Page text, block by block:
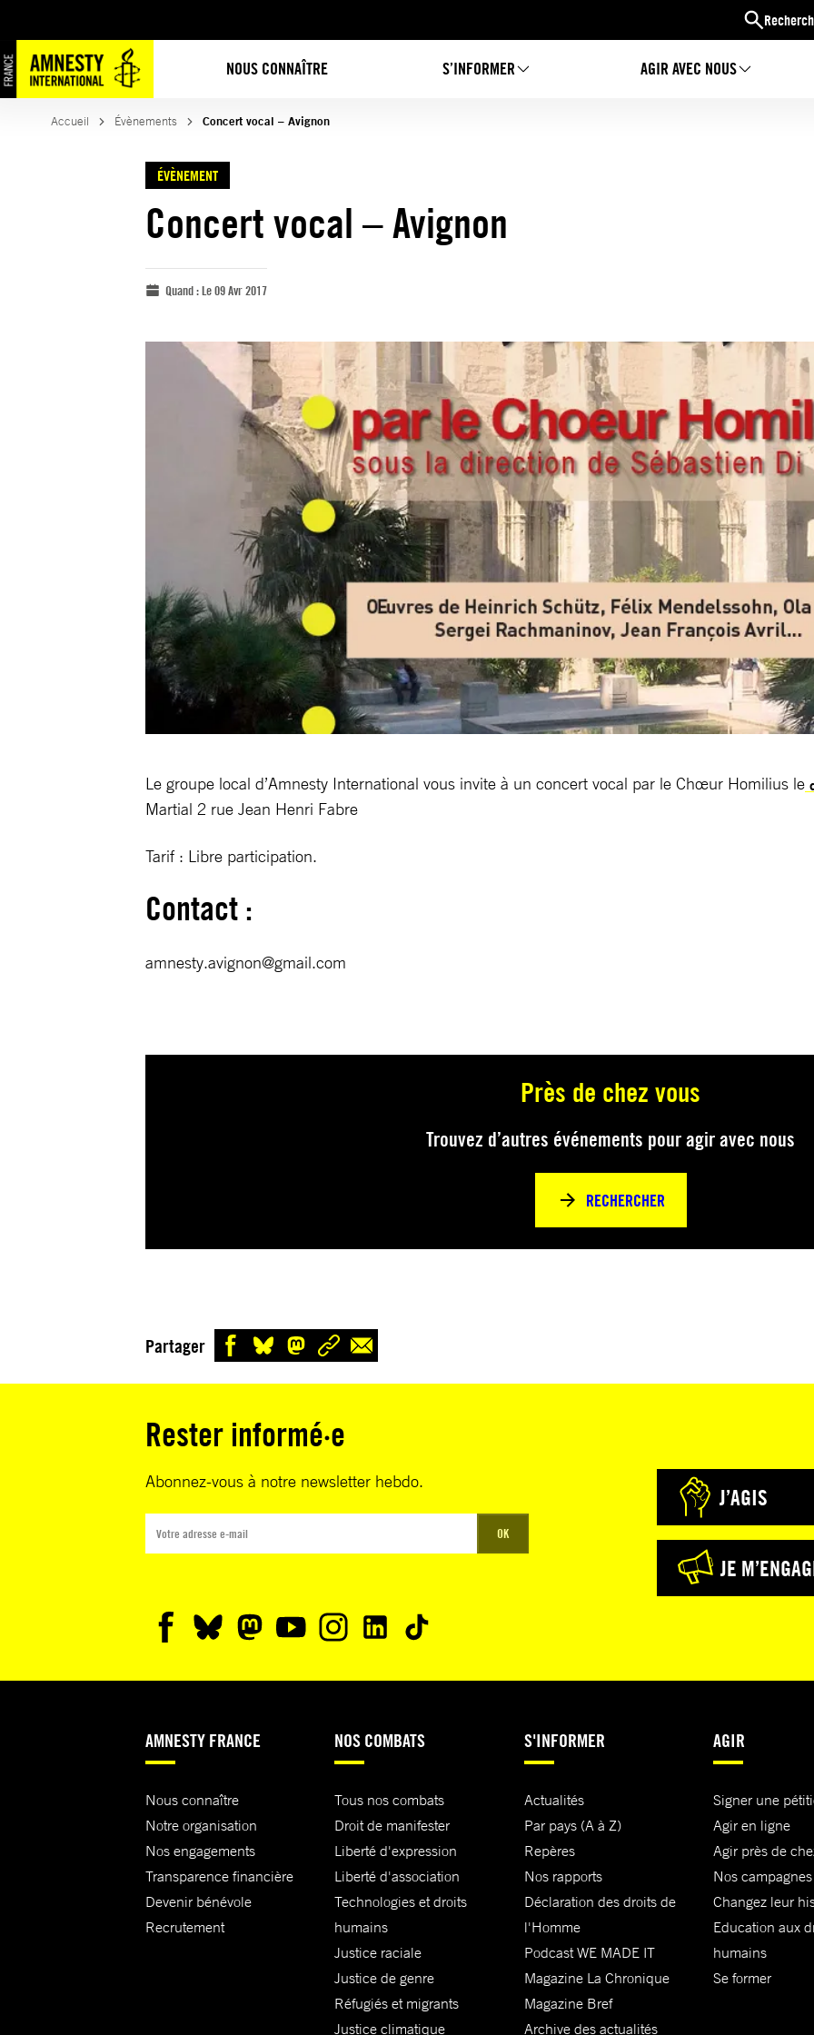
NOUS CONNAÎTRE S’INFORMER AGIR AVEC NOUS
Accueil Évènements Concert vocal – Avignon
ÉVÈNEMENT
Concert vocal – Avignon
Quand :Le 09 Avr 2017
Le groupe local d’Amnesty International vous invite à un concert vocal par le Chœur Homilius le
Martial 2 rue Jean Henri Fabre
Tarif : Libre participation.
Contact :
amnesty.avignon@gmail.com
Près de chez vous
Trouvez d’autres événements pour agir avec nous
RECHERCHER
Partager
Rester informé·e
Abonnez-vous à notre newsletter hebdo.
OK
J’AGIS
JE
AMNESTY FRANCE
Nous connaître
Notre organisation
Nos engagements
Transparence financière
Devenir bénévole
Recrutement
NOS COMBATS
Tous nos combats
Droit de manifester
Liberté d'expression
Liberté d'association
Technologies et droits
humains
Justice raciale
Justice de genre
Réfugiés et migrants
Justice climatique
S'INFORMER
Actualités
Par pays (A à Z)
Repères
Nos rapports
Déclaration des droits de
l'Homme
Podcast WE MADE IT
Magazine La Chronique
Magazine Bref
Archive des actualités
AGIR
Signer une
Agir en ligne
Agir près de
Nos campagnes
Changez leur
Education aux
humains
Se former